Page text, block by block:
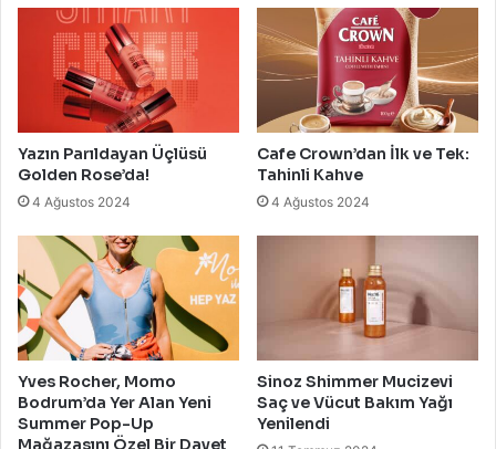
Yazın Parıldayan Üçlüsü
Golden Rose’da!
4 Ağustos 2024
Cafe Crown’dan İlk ve Tek:
Tahinli Kahve
4 Ağustos 2024
Yves Rocher, Momo
Bodrum’da Yer Alan Yeni
Summer Pop-Up
Mağazasını Özel Bir Davet
Sinoz Shimmer Mucizevi
Saç ve Vücut Bakım Yağı
Yenilendi